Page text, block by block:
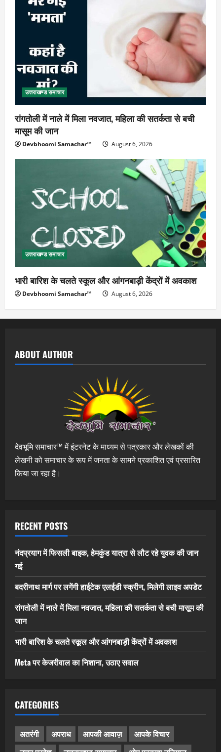
उत्तराखण्ड समाचार
रांगतोली में नाले में मिला नवजात, महिला की सतर्कता से बची
मासूम की जान
Devbhoomi Samachar™ August 6, 2026
उत्तराखण्ड समाचार
भारी बारिश के चलते स्कूल और आंगनबाड़ी केंद्रों में अवकाश
Devbhoomi Samachar™ August 6, 2026
ABOUT AUTHOR
देवभूमि समाचार™ में इंटरनेट के माध्यम से पत्रकार और लेखकों की
लेखनी को समाचार के रूप में जनता के सामने प्रकाशित एवं प्रसारित
किया जा रहा है।
RECENT POSTS
नंदप्रयाग में फिसली बाइक, हेमकुंड यात्रा से लौट रहे युवक की जान
गई
बदरीनाथ मार्ग पर लगेंगी हाईटेक एलईडी स्क्रीन, मिलेगी लाइव अपडेट
रांगतोली में नाले में मिला नवजात, महिला की सतर्कता से बची मासूम की
जान
भारी बारिश के चलते स्कूल और आंगनबाड़ी केंद्रों में अवकाश
Meta पर केजरीवाल का निशाना, उठाए सवाल
CATEGORIES
अतरंगी अपराध आपकी आवाज़
आपके विचार